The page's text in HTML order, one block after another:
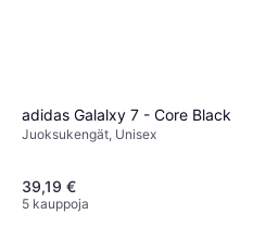
adidas Galalxy 7 - Core Black
Juoksukengät, Unisex
39,19 €
5 kauppoja